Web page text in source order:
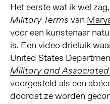
Het eerste wat ik wel
Military Terms van
voor een kunstenaar
is. Een video drieluik
United States
Military and Associated
voorgesteld als een
doordat ze worden